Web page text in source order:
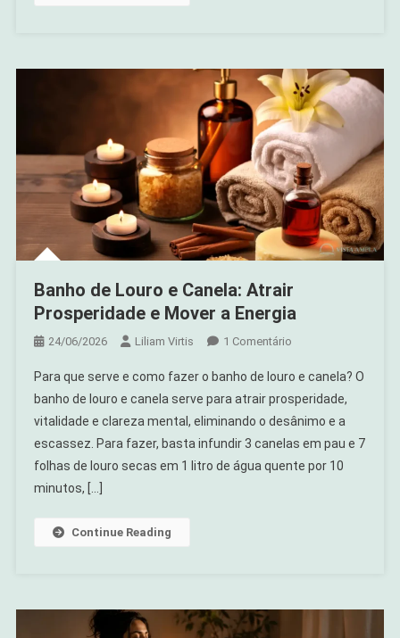
E
Categorias
Banho de Louro e Canela: Atrair
Prosperidade e Mover a Energia
24/06/2026 Liliam Virtis 1 ComentárioEm
De
Louro
E
Canela:
Atrair
Para que serve e como fazer o banho de louro e canela? O
banho de louro e canela serve para atrair prosperidade,
vitalidade e clareza mental, eliminando o desânimo e a
escassez. Para fazer, basta infundir 3 canelas em pau e 7
folhas de louro secas em 1 litro de água quente por 10
minutos, […]
Continue Reading